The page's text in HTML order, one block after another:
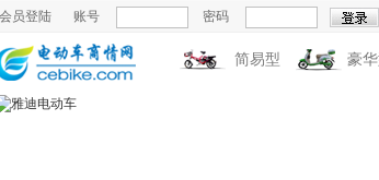
会员登陆 账号 密码
简易型 豪